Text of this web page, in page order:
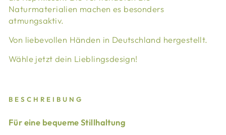
Naturmaterialien machen es besonders
atmungsaktiv.
Von liebevollen Händen in Deutschland hergestellt.
Wähle jetzt dein Lieblingsdesign!
BESCHREIBUNG
Für eine bequeme Stillhaltung